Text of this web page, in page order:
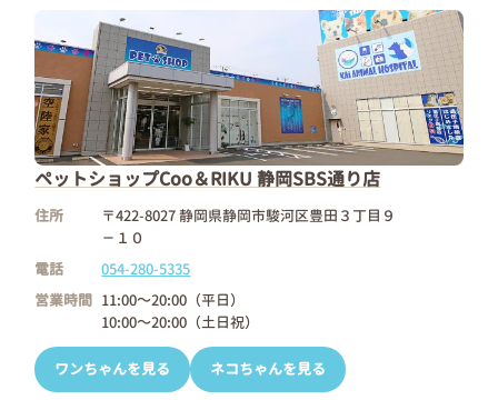
ペットショップCoo＆RIKU 静岡SBS通り店
住所
〒422-8027 静岡県静岡市駿河区豊田３丁目９
－１０
電話
054-280-5335
営業時間 11:00～20:00（平日）
10:00～20:00（土日祝）
ワンちゃんを見る ネコちゃんを見る